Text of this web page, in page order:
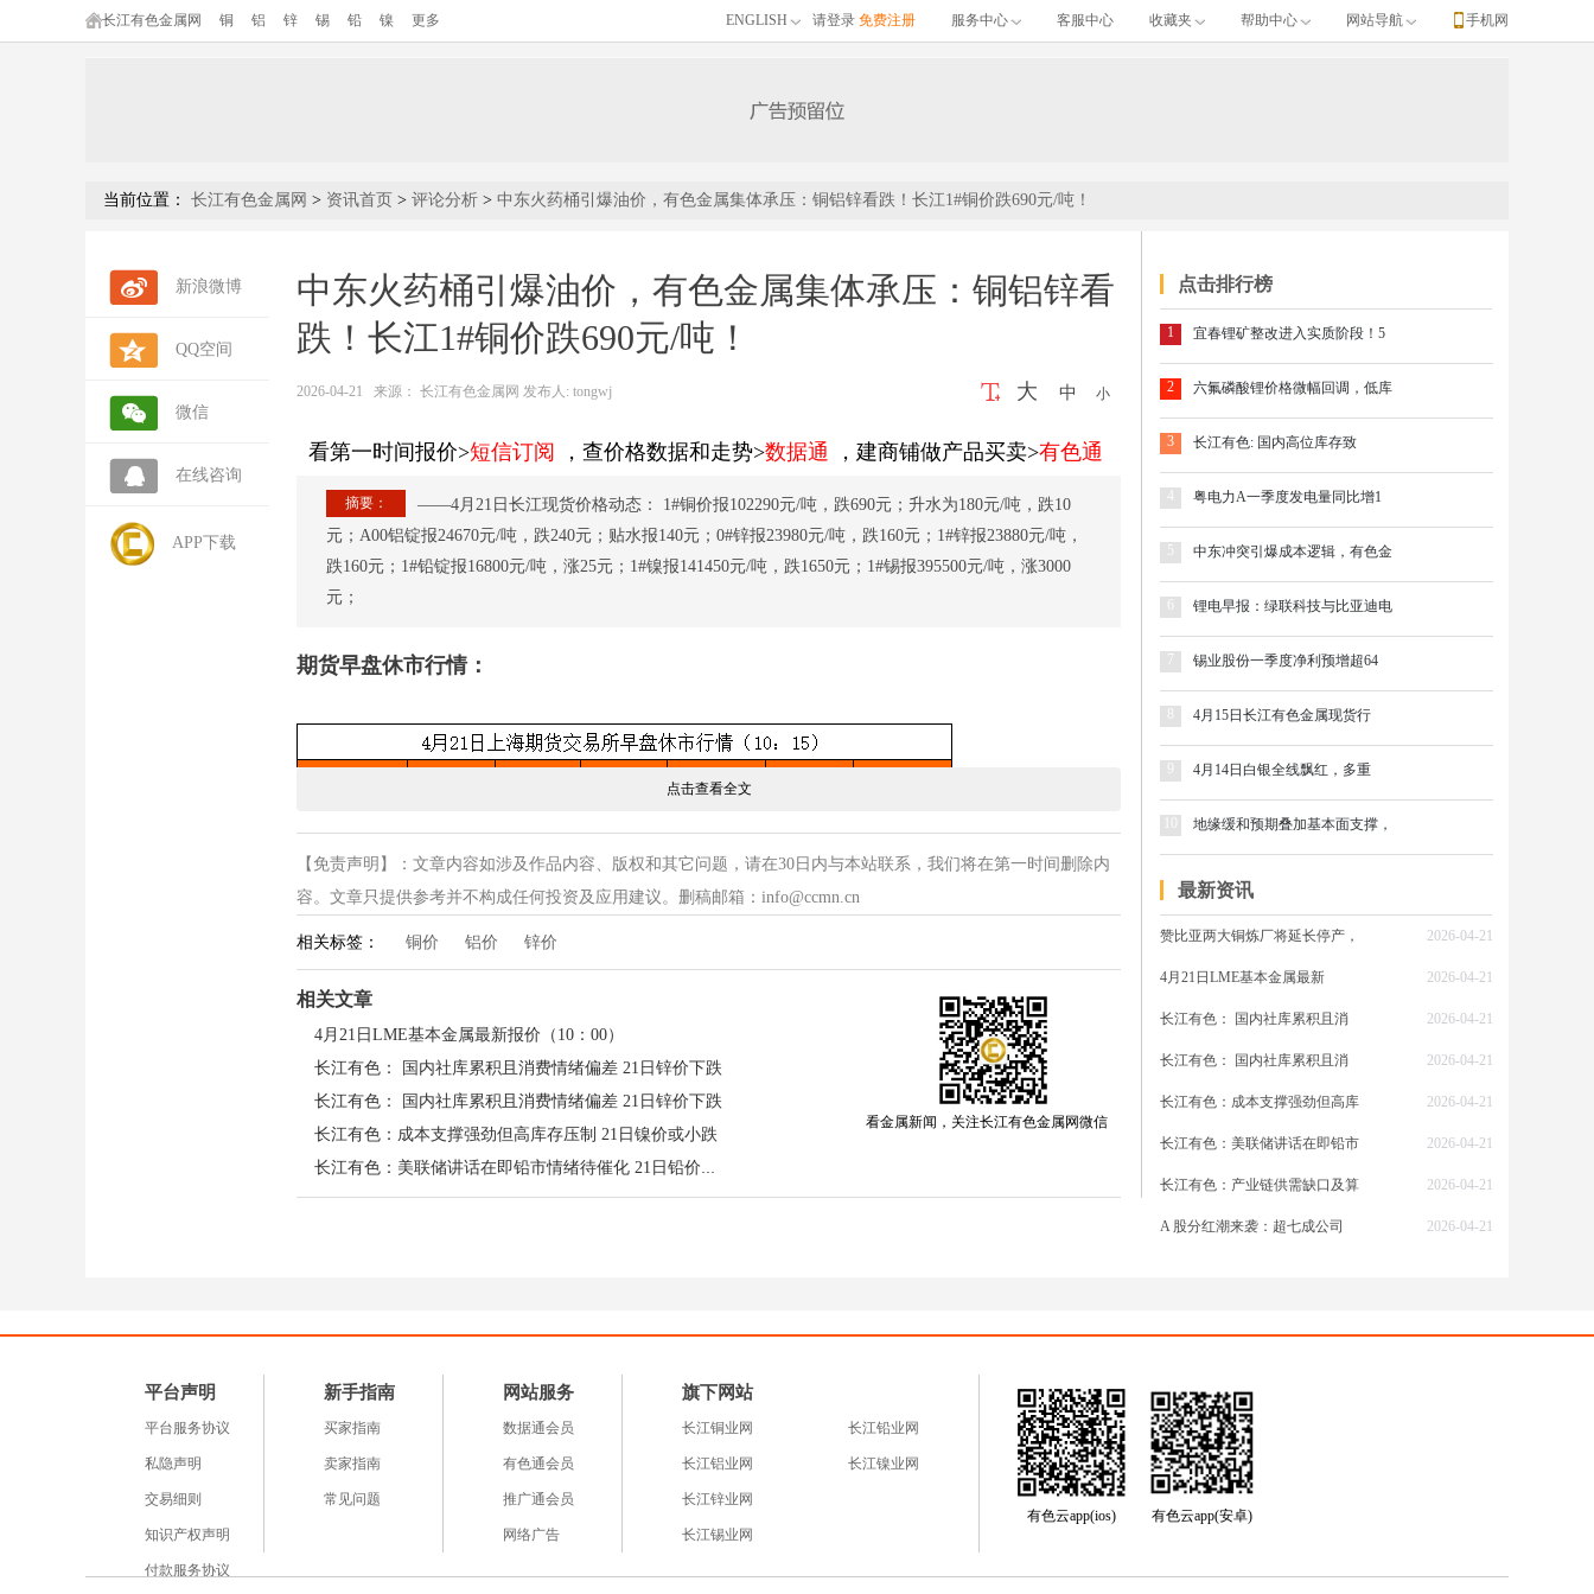
长江有色金属网 铜 铝 锌 锡 铅 镍 更多 ENGLISH 请登录 免费注册 服务中心 客服中心 收藏夹 帮助中心 网站导航 手机网
当前位置： 长江有色金属网 > 资讯首页 > 评论分析 > 中东火药桶引爆油价，有色金属集体承压：铜铝锌看跌！长江1#铜价跌690元/吨！
新浪微博
QQ空间
微信
在线咨询
APP下载
中东火药桶引爆油价，有色金属集体承压：铜铝锌看
跌！长江1#铜价跌690元/吨！
2026-04-21 来源： 长江有色金属网 发布人: tongwj 大 中 小
看第一时间报价>短信订阅 ，查价格数据和走势>数据通 ，建商铺做产品买卖>有色通
摘要：
——4月21日长江现货价格动态： 1#铜价报102290元/吨，跌690元；升水为180元/吨，跌10
元；A00铝锭报24670元/吨，跌240元；贴水报140元；0#锌报23980元/吨，跌160元；1#锌报23880元/吨，
跌160元；1#铅锭报16800元/吨，涨25元；1#镍报141450元/吨，跌1650元；1#锡报395500元/吨，涨3000
元；
期货早盘休市行情：
240元；贴水报140元；0#锌报23980元/吨，跌160元；1#锌报23880元/吨，跌160元；1#铅
元；
宏观：地缘阴云与通胀魅影的双重夹击
今早盘面最大的变量无疑来自中东。美伊临时停火协议即将于4月22日到期，谈判前景却
愈发扑朔迷离。美方扣押伊朗货轮引发伊朗强硬回击，甚至放出“霍尔木兹海峡无条件通
点击查看全文
【免责声明】：文章内容如涉及作品内容、版权和其它问题，请在30日内与本站联系，我们将在第一时间删除内
容。文章只提供参考并不构成任何投资及应用建议。删稿邮箱：info@ccmn.cn
相关标签： 铜价 铝价 锌价
相关文章
4月21日LME基本金属最新报价（10：00）
长江有色： 国内社库累积且消费情绪偏差 21日锌价下跌
长江有色： 国内社库累积且消费情绪偏差 21日锌价下跌
长江有色：成本支撑强劲但高库存压制 21日镍价或小跌
长江有色：美联储讲话在即铅市情绪待催化 21日铅价或涨跌不大
看金属新闻，关注长江有色金属网微信
点击排行榜
1 宜春锂矿整改进入实质阶段！5
2 六氟磷酸锂价格微幅回调，低库
3 长江有色: 国内高位库存致
4 粤电力A一季度发电量同比增1
5 中东冲突引爆成本逻辑，有色金
锂电早报：绿联科技与比亚迪电
7 锡业股份一季度净利预增超64
4月15日长江有色金属现货行
4月14日白银全线飘红，多重
地缘缓和预期叠加基本面支撑，
最新资讯
赞比亚两大铜炼厂将延长停产， 2026-04-21
4月21日LME基本金属最新 2026-04-21
长江有色： 国内社库累积且消 2026-04-21
长江有色： 国内社库累积且消 2026-04-21
长江有色：成本支撑强劲但高库 2026-04-21
长江有色：美联储讲话在即铅市 2026-04-21
长江有色：产业链供需缺口及算 2026-04-21
A 股分红潮来袭：超七成公司 2026-04-21
平台声明
平台服务协议
私隐声明
交易细则
知识产权声明
付款服务协议
新手指南
买家指南
卖家指南
常见问题
网站服务
数据通会员
有色通会员
推广通会员
网络广告
旗下网站
长江铜业网
长江铝业网
长江锌业网
长江锡业网
长江铅业网
长江镍业网
有色云app(ios) 有色云app(安卓)